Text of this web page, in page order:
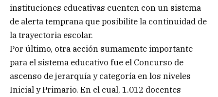
instituciones educativas cuenten con un sistema
de alerta temprana que posibilite la continuidad de
la trayectoria escolar.
Por último, otra acción sumamente importante
para el sistema educativo fue el Concurso de
ascenso de jerarquía y categoría en los niveles
Inicial y Primario. En el cual, 1.012 docentes